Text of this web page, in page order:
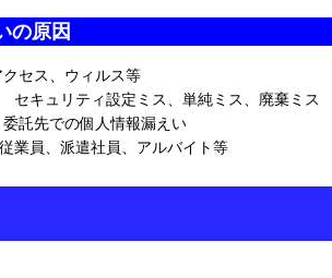
の原因
、ウィルス等
ミス、単純ミス、廃棄ミス
人情報漏えい
社員、アルバイト等